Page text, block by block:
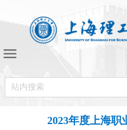
2023年度上海职